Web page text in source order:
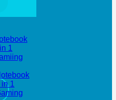
1
1